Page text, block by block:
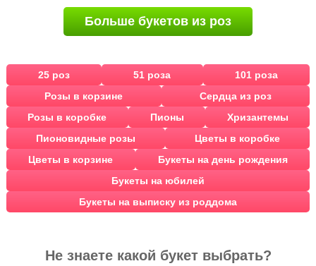
Больше букетов из роз
25 роз 51 роза
101 роза
Розы в корзине
Сердца из роз
Розы в коробке
Пионы
Хризантемы
Пионовидные розы
Цветы в коробке
Цветы в корзине
Букеты на день рождения
Букеты на юбилей
Букеты на выписку из роддома
Не знаете какой букет выбрать?